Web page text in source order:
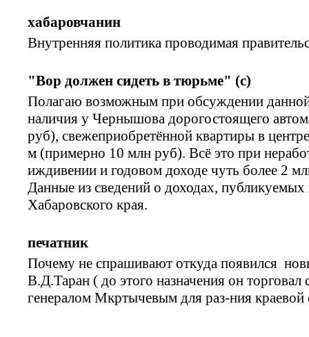
хабаровчанин
Внутренняя политика проводимая
"Вор должен сидеть в тюрьме" (с)
Полагаю возможным при обсуждении
наличия у Чернышова дорогостоящего
руб), свежеприобретённой квартиры в
м (примерно 10 млн руб). Всё это при
иждивении и годовом доходе чуть более 2
Данные из сведений о доходах, публикуемых
Хабаровского края.
печатник
Почему не спрашивают откуда появился
В.Д.Таран ( до этого назначения он торговал
генералом Мкртычевым для раз-ния краевой